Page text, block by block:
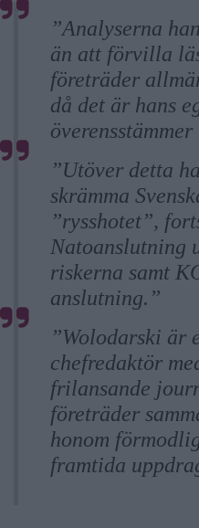
”Analyserna han gör är inget annat
än att förvilla
företräder
då det är hans
”Utöver detta
skrämma
”rysshotet”,
Natoanslutning
riskerna samt
anslutning.”
”Wolodarski är
chefredaktör
frilansande
företräder
honom
framtida